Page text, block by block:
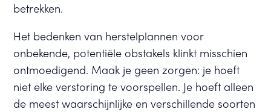
betrekken.
Het bedenken van herstelplannen voor
onbekende, potentiële obstakels klinkt misschien
ontmoedigend. Maak je geen zorgen: je hoeft
niet elke verstoring te voorspellen. Je hoeft alleen
de meest waarschijnlijke en verschillende soorten